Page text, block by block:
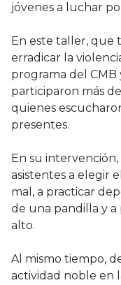
jóvenes a luchar
En este taller, que
erradicar la
programa del
participaron más
quienes
presentes.
En su
asistentes a elegir
mal, a practicar
de una pandilla y
alto.
Al mismo tiempo,
actividad noble en